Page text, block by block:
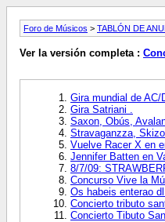
Foro de Músicos > TABLÓN DE
Ver la versión completa :
Gira mundial de AC/
Gira Satriani .
Saxon, Obús,
Stravaganzza,
Vuelve Racer X en
Jennifer Batten en
8/7/09:
Concurso Vive la
Os habeis enterao
Concierto tributo
Concierto Tibuto